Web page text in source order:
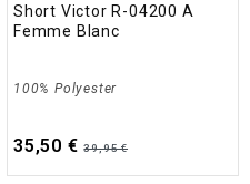
Short Victor R-04200 A
Femme Blanc
100% Polyester
35,50 € 39,95 €